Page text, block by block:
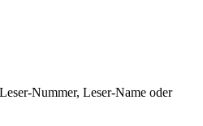
Nummer, Leser-Name oder